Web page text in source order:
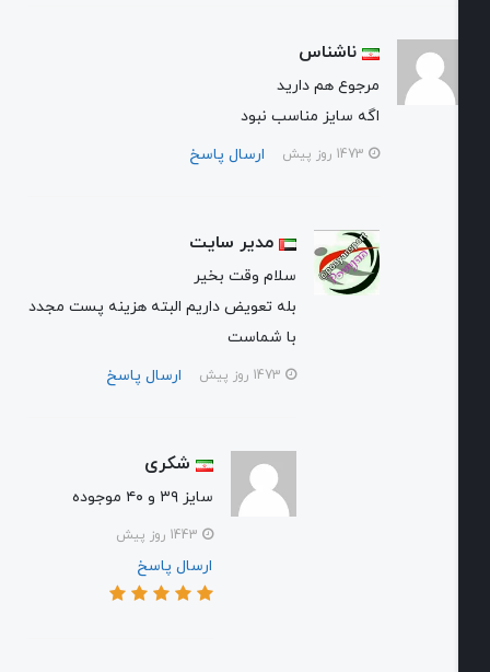
ناشناس
مرجوع هم دارید
اگه سایز مناسب نبود
ارسال پاسخ
مدیر سایت
سلام وقت بخیر
بله تعویض داریم البته هزینه پست مجدد
با شماست
ارسال پاسخ
شکری
سایز ۳۹ و ۴۰ موجوده
ارسال پاسخ